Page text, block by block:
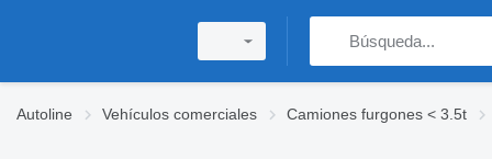
Autoline Vehículos comerciales Camiones furgones < 3.5t